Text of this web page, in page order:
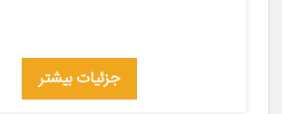
جزئیات بیشتر